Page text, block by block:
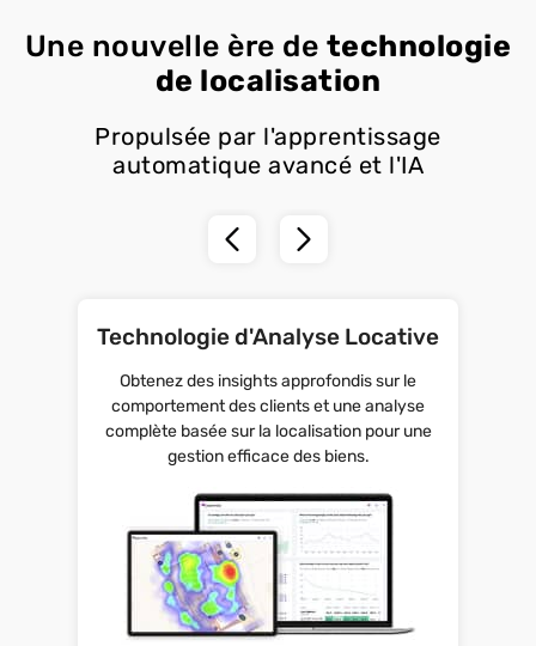
Une nouvelle ère de technologie
de localisation
Propulsée par l'apprentissage
automatique avancé et l'IA
Technologie d'Analyse Locative
Obtenez des insights approfondis sur le
comportement des clients et une analyse
complète basée sur la localisation pour une
gestion efficace des biens.